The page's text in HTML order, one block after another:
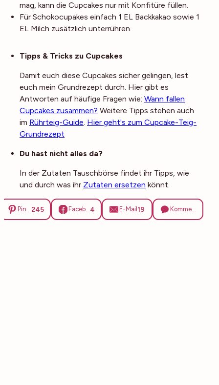
mag, kann die Cupcakes nur mit Konfitüre füllen.
Für Schokocupakes einfach 1 EL Backkakao sowie 1
EL Milch zusätzlich unterrühren.
Tipps & Tricks zu Cupcakes
Damit euch diese Cupcakes sicher gelingen, lest
euch mein Grundrezept durch. Hier gibt es
Antworten auf häufige Fragen wie: Wann fallen
Cupcakes zusammen? Weitere Tipps stehen auch
im Rührteig-Guide. Hier geht's zum Cupcake-Teig-
Grundrezept
Du hast nicht alles da?
In der Zutaten Tauschbörse findet ihr Tipps, wie
und durch was ihr Zutaten ersetzen könnt.
Pinterest245 Facebook4 E-Mail 19 Kommentare